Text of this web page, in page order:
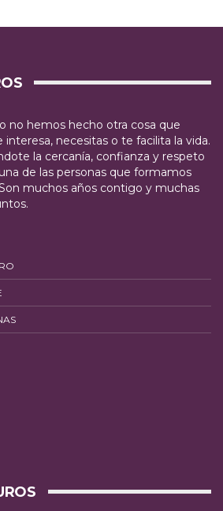
no hemos hecho otra cosa que
interesa, necesitas o te facilita la vida.
la cercanía, confianza y respeto
de las personas que formamos
muchos años contigo y muchas